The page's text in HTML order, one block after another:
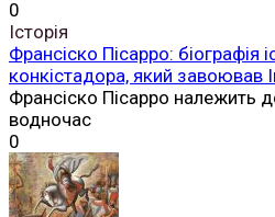
0
Історія
Франсіско Пісарро: біографія
конкістадора, який завоював
Франсіско Пісарро належить
водночас
0